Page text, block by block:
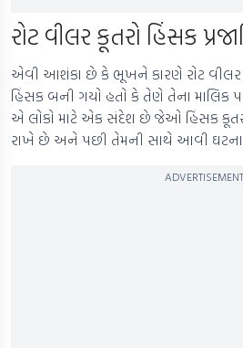
રોટ વીલર કૂતરો હિંસક
એવી આશંકા છે કે ભૂખને કારણે રોટ વીલર
હિંસક બની ગયો હતો કે તેણે તેના માલિક
એ લોકો માટે એક સંદેશ છે જેઓ હિંસક
રાખે છે અને પછી તેમની સાથે આવી
ADVERTISEMENT